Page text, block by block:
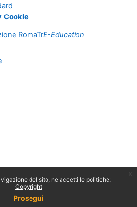
del sito, ne accetti le politiche:
Copyright
Prosegui
Cookie
RomaTrE-Education